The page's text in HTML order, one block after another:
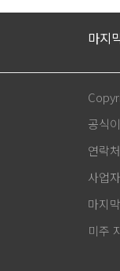
마지
공식
연락
사업
마지
미주